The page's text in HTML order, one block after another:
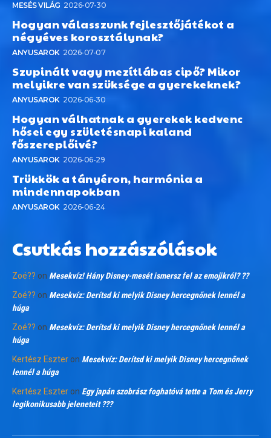
MESÉS VILÁG 2026-07-30
Hogyan válasszunk fejlesztőjátékot a
négyéves korosztálynak?
ANYUSAROK 2026-07-07
Szupinált vagy mezítlábas cipő? Mikor
melyikre van szüksége a gyerekeknek?
ANYUSAROK 2026-06-30
Hogyan válhatnak a gyerekek kedvenc
hősei egy születésnapi kaland
főszereplőivé?
ANYUSAROK 2026-06-29
Trükkök a tányéron, harmónia a
mindennapokban
ANYUSAROK 2026-06-24
Csutkás hozzászólások
Zoé?? on Mesekvíz! Hány Disney-mesét ismersz fel az emojikról? ??
Zoé?? on Mesekvíz: Derítsd ki melyik Disney hercegnőnek lennél a
húga
Zoé?? on Mesekvíz: Derítsd ki melyik Disney hercegnőnek lennél a
húga
Kertész Eszter on Mesekvíz: Derítsd ki melyik Disney hercegnőnek
lennél a húga
Kertész Eszter on Egy japán szobrász foghatóvá tette a Tom és Jerry
legikonikusabb jeleneteit ???